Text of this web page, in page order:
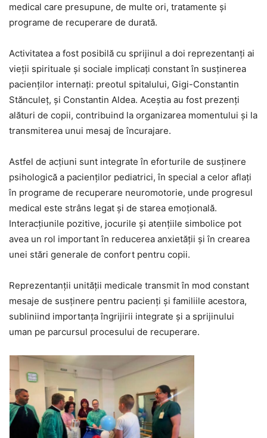
medical care presupune, de multe ori, tratamente și
programe de recuperare de durată.
Activitatea a fost posibilă cu sprijinul a doi reprezentanți ai
vieții spirituale și sociale implicați constant în susținerea
pacienților internați: preotul spitalului, Gigi-Constantin
Stănculeț, și Constantin Aldea. Aceștia au fost prezenți
alături de copii, contribuind la organizarea momentului și la
transmiterea unui mesaj de încurajare.
Astfel de acțiuni sunt integrate în eforturile de susținere
psihologică a pacienților pediatrici, în special a celor aflați
în programe de recuperare neuromotorie, unde progresul
medical este strâns legat și de starea emoțională.
Interacțiunile pozitive, jocurile și atențiile simbolice pot
avea un rol important în reducerea anxietății și în crearea
unei stări generale de confort pentru copii.
Reprezentanții unității medicale transmit în mod constant
mesaje de susținere pentru pacienți și familiile acestora,
subliniind importanța îngrijirii integrate și a sprijinului
uman pe parcursul procesului de recuperare.